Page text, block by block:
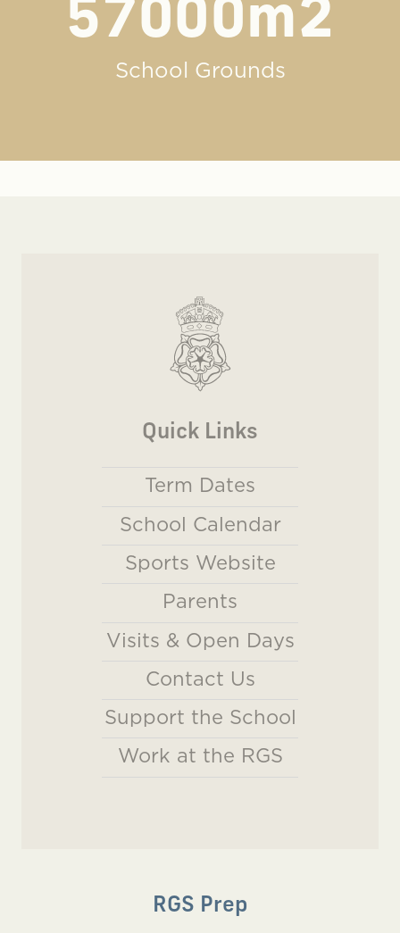
57000m2
School Grounds
Quick Links
Term Dates
School Calendar
Sports Website
Parents
Visits & Open Days
Contact Us
Support the School
Work at the RGS
RGS Prep